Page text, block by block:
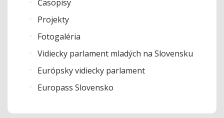
Časopisy
Projekty
Fotogaléria
Vidiecky parlament mladých na Slovensku
Európsky vidiecky parlament
Europass Slovensko